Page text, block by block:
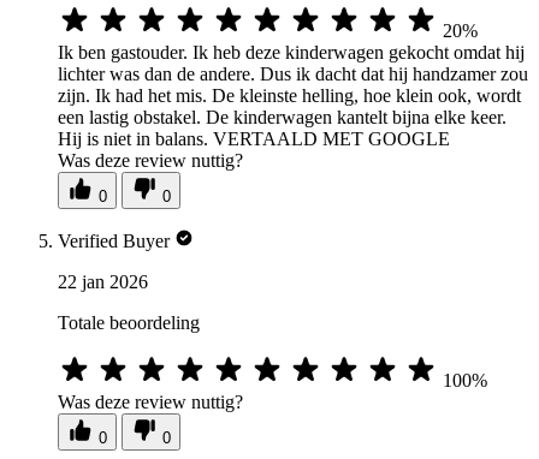
20%
Ik ben gastouder. Ik heb deze kinderwagen gekocht omdat hij
lichter was dan de andere. Dus ik dacht dat hij handzamer zou
zijn. Ik had het mis. De kleinste helling, hoe klein ook, wordt
een lastig obstakel. De kinderwagen kantelt bijna elke keer.
Hij is niet in balans. VERTAALD MET GOOGLE
Was deze review nuttig?
0 0
Verified Buyer
22 jan 2026
Totale beoordeling
100%
Was deze review nuttig?
0 0